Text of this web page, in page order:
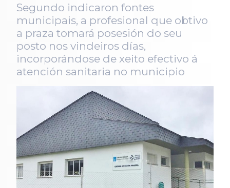
Segundo indicaron fontes
municipais, a profesional que obtivo
a praza tomará posesión do seu
posto nos vindeiros días,
incorporándose de xeito efectivo á
atención sanitaria no municipio